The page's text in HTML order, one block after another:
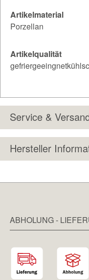
Artikelmaterial
Porzellan
Artikelqualität
Service &
Hersteller
ABHOLUNG -